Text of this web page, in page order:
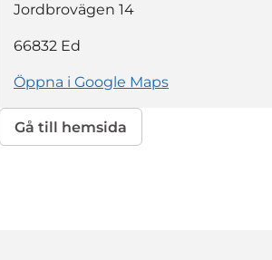
Jordbrovägen 14
66832 Ed
Öppna i Google Maps
Gå till hemsida